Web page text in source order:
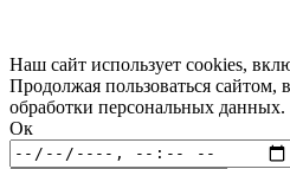
Наш сайт использует cookies,
Продолжая пользоваться сайтом,
обработки персональных данных.
Ок